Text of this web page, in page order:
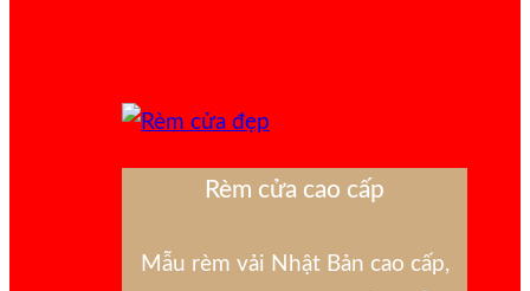
Rèm cửa cao cấp
Mẫu rèm vải Nhật Bản cao cấp,